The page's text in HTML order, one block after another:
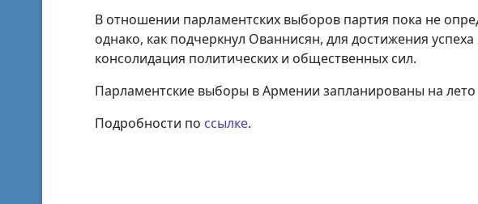
В отношении парламентских выборов партия пока не
однако, как подчеркнул Ованнисян, для достижения
консолидация политических и общественных сил.
Парламентские выборы в Армении запланированы на лето
Подробности по ссылке.